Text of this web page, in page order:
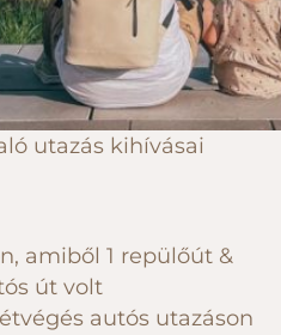
utazás kihívásai
amiből 1 repülőút &
út volt
autós utazáson